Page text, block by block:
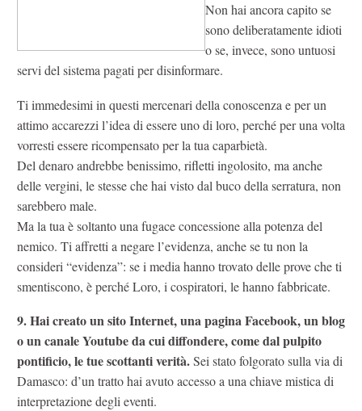
Non hai ancora capito se
sono deliberatamente idioti
o se, invece, sono untuosi
servi del sistema pagati per disinformare.
Ti immedesimi in questi mercenari della conoscenza e per un
attimo accarezzi l’idea di essere uno di loro, perché per una volta
vorresti essere ricompensato per la tua caparbietà.
Del denaro andrebbe benissimo, rifletti ingolosito, ma anche
delle vergini, le stesse che hai visto dal buco della serratura, non
sarebbero male.
Ma la tua è soltanto una fugace concessione alla potenza del
nemico. Ti affretti a negare l’evidenza, anche se tu non la
consideri “evidenza”: se i media hanno trovato delle prove che ti
smentiscono, è perché Loro, i cospiratori, le hanno fabbricate.
9. Hai creato un sito Internet, una pagina Facebook, un blog
o un canale Youtube da cui diffondere, come dal pulpito
pontificio, le tue scottanti verità.Sei stato folgorato sulla via di
Damasco: d’un tratto hai avuto accesso a una chiave mistica di
interpretazione degli eventi.